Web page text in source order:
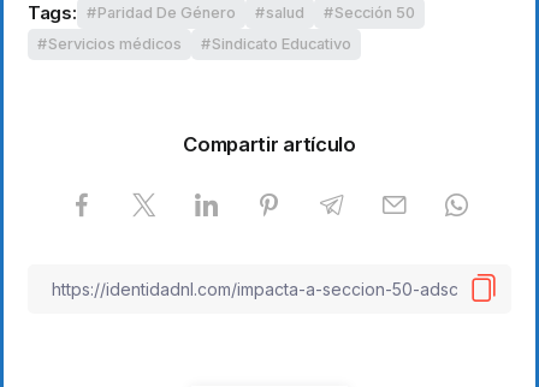
Tags: Paridad De Género salud
Sección 50
Servicios médicos
Sindicato Educativo
Compartir artículo